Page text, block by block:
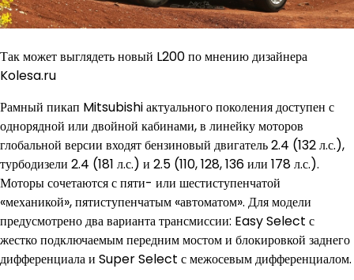
Так может выглядеть новый L200 по мнению дизайнера
Kolesa.ru
Рамный пикап Mitsubishi актуального поколения доступен с
однорядной или двойной кабинами, в линейку моторов
глобальной версии входят бензиновый двигатель 2.4 (132 л.с.),
турбодизели 2.4 (181 л.с.) и 2.5 (110, 128, 136 или 178 л.с.).
Моторы сочетаются с пяти- или шестиступенчатой
«механикой», пятиступенчатым «автоматом». Для модели
предусмотрено два варианта трансмиссии: Easy Select с
жестко подключаемым передним мостом и блокировкой заднего
дифференциала и Super Select с межосевым дифференциалом.